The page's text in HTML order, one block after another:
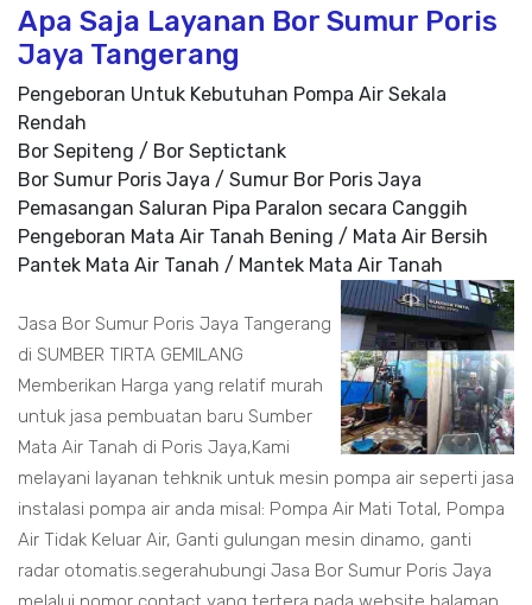
Apa Saja Layanan Bor Sumur Poris
Jaya Tangerang
Pengeboran Untuk Kebutuhan Pompa Air Sekala
Rendah
Bor Sepiteng / Bor Septictank
Bor Sumur Poris Jaya / Sumur Bor Poris Jaya
Pemasangan Saluran Pipa Paralon secara Canggih
Pengeboran Mata Air Tanah Bening / Mata Air Bersih
Pantek Mata Air Tanah / Mantek Mata Air Tanah
Jasa Bor Sumur Poris Jaya Tangerang
di SUMBER TIRTA GEMILANG
Memberikan Harga yang relatif murah
untuk jasa pembuatan baru Sumber
Mata Air Tanah di Poris Jaya,Kami
melayani layanan tehknik untuk mesin pompa air seperti jasa
instalasi pompa air anda misal: Pompa Air Mati Total, Pompa
Air Tidak Keluar Air, Ganti gulungan mesin dinamo, ganti
radar otomatis.segerahubungi Jasa Bor Sumur Poris Jaya